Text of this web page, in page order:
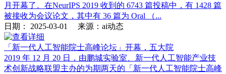
月开幕了。在NeurIPS 2019 收到的 6743 篇投稿中，有 1428 篇
被接收为会议论文，其中有 36 篇为 Oral （...
日期： 2025-03-01 来源：ai动态
「新一代人工智能院士高峰论坛」开幕，五大院
2019 年 12 月 20 日，由鹏城实验室、新一代人工智能产业技
术创新战略联盟主办的为期两天的「新一代人工智能院士高峰